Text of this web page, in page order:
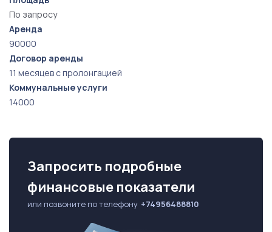
По запросу
Аренда
90000
Договор аренды
11 месяцев с пролонгацией
Коммунальные услуги
14000
Запросить подробные
финансовые показатели
или позвоните по телефону +74956488810